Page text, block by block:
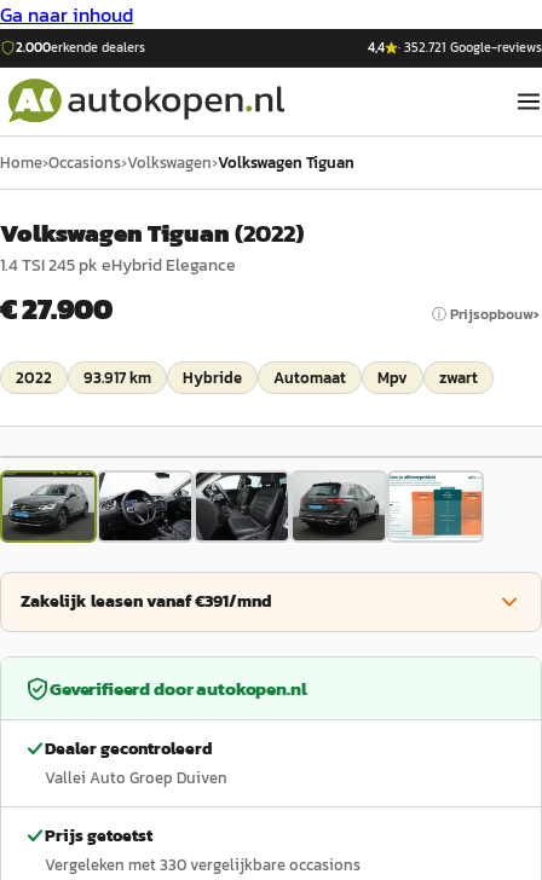
Ga naar inhoud
2.000erkende dealers 4,4 ·352.721 Google-reviews
Home›Occasions›Volkswagen›Volkswagen Tiguan
Volkswagen Tiguan(2022)
1.4 TSI 245 pk eHybrid Elegance
€ 27.900 ⓘ Prijsopbouw
2022 93.917 km Hybride Automaat Mpv zwart
1/5
Zakelijk leasen vanaf €391/mnd
Geverifieerd doorautokopen.nl
Dealer gecontroleerd
Vallei Auto Groep Duiven
Prijs getoetst
Vergeleken met330vergelijkbare occasions